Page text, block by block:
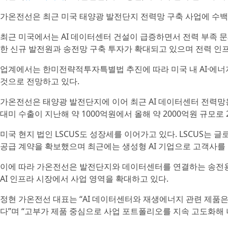
가온전선은 최근 미국 태양광 발전단지 전력망 구축 사업에 수
최근 미국에서는 AI 데이터센터 건설이 급증하면서 전력 부족
한 신규 발전원과 송전망 구축 투자가 확대되고 있으며 전력 인
업계에서는 한미전략적투자특별법 추진에 따라 미국 내 AI·에
것으로 전망하고 있다.
가온전선은 태양광 발전단지에 이어 최근 AI 데이터센터 전력
대미 수출이 지난해 약 1000억원에서 올해 약 2000억원 규모
미국 현지 법인 LSCUS도 성장세를 이어가고 있다. LSCUS는
공급 계약을 확보했으며 최근에는 생성형 AI 기업으로 고객사
이에 따라 가온전선은 발전단지와 데이터센터를 연결하는 송
AI 인프라 시장에서 사업 영역을 확대하고 있다.
정현 가온전선 대표는 “AI 데이터센터와 재생에너지 관련 제
다”며 “고부가 제품 중심으로 사업 포트폴리오를 지속 고도화해